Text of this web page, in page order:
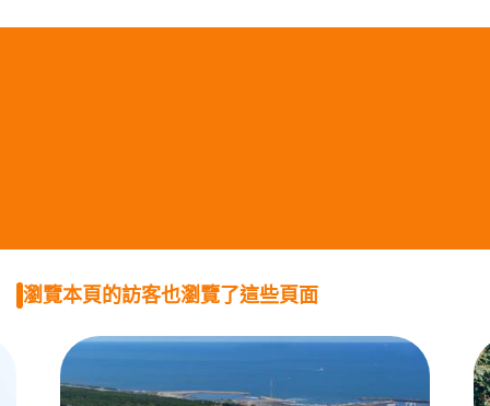
瀏覽本頁的訪客也瀏覽了這些頁面